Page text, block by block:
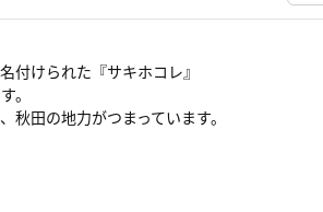
付けられた『サキホコレ』
。
田の地力がつまっています。